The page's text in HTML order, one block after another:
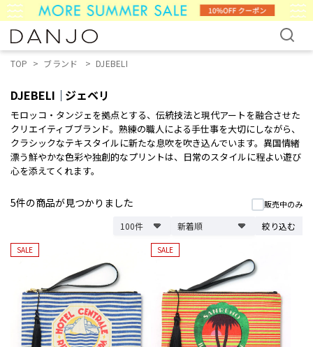
TOP ブランド DJEBELI
DJEBELI ジェベリ
モロッコ・タンジェを拠点とする、伝統技法と現代アートを融合させた
クリエイティブブランド。熟練の職人による手仕事を大切にしながら、
クラシックなテキスタイルに新たな息吹を吹き込んでいます。異国情緒
漂う鮮やかな色彩や独創的なプリントは、日常のスタイルに程よい遊び
心を添えてくれます。
5件の商品が見つかりました 販売中のみ
絞り込む
SALE SALE